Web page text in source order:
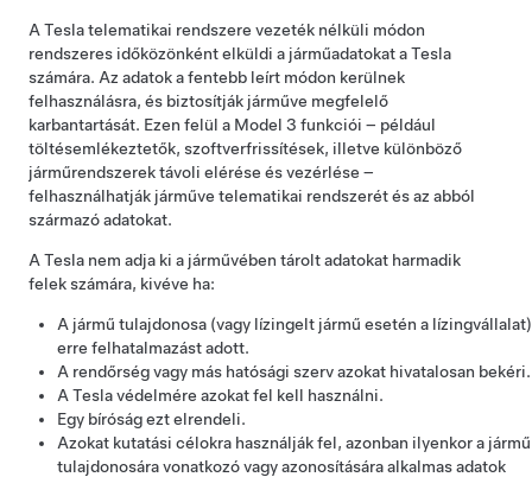
A Tesla telematikai rendszere vezeték nélküli módon
rendszeres időközönként elküldi a járműadatokat a Tesla
számára. Az adatok a fentebb leírt módon kerülnek
felhasználásra, és biztosítják járműve megfelelő
karbantartását. Ezen felül a Model 3 funkciói – például
töltésemlékeztetők, szoftverfrissítések, illetve különböző
járműrendszerek távoli elérése és vezérlése –
felhasználhatják járműve telematikai rendszerét és az abból
származó adatokat.
A Tesla nem adja ki a járművében tárolt adatokat harmadik
felek számára, kivéve ha:
A jármű tulajdonosa (vagy lízingelt jármű esetén a lízingvállalat)
erre felhatalmazást adott.
A rendőrség vagy más hatósági szerv azokat hivatalosan bekéri.
A Tesla védelmére azokat fel kell használni.
Egy bíróság ezt elrendeli.
Azokat kutatási célokra használják fel, azonban ilyenkor a jármű
tulajdonosára vonatkozó vagy azonosítására alkalmas adatok